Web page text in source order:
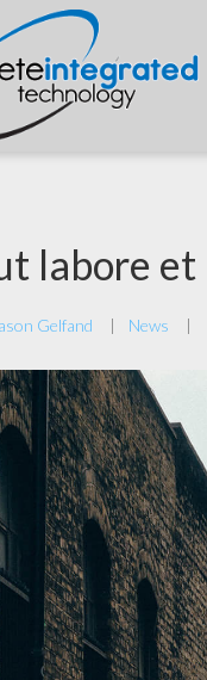
labore et
Gelfand News